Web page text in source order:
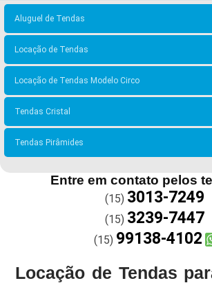
Aluguel de Tendas
Locação de Tendas
Locação de Tendas Modelo Circo
Tendas Cristal
Tendas Pirâmides
Entre em contato pelos
(15) 3013-7249
(15) 3239-7447
(15) 99138-4102
Locação de Tendas